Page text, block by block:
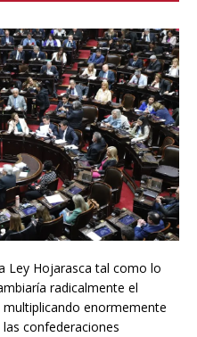
Ley Hojarasca tal como lo
radicalmente el
enormemente
confederaciones